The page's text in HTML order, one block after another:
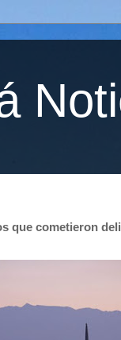
que cometieron